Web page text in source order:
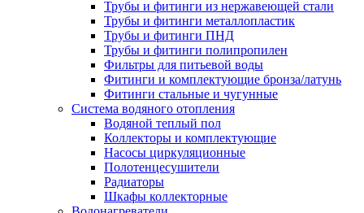
Трубы и фитинги из нержавеющей стали
Трубы и фитинги металлопластик
Трубы и фитинги ПНД
Трубы и фитинги полипропилен
Фильтры для питьевой воды
Фитинги и комплектующие бронза/латунь
Фитинги стальные и чугунные
Система водяного отопления
Водяной теплый пол
Коллекторы и комплектующие
Насосы циркуляционные
Полотенцесушители
Радиаторы
Шкафы коллекторные